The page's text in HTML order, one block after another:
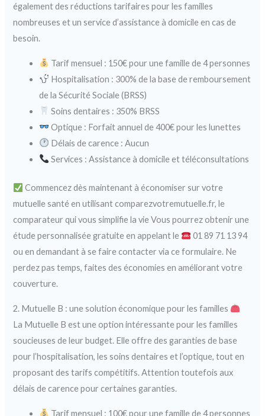
également des réductions tarifaires pour les familles
nombreuses et un service d’assistance à domicile en cas de
besoin.
Tarif mensuel : 150€ pour une famille de 4 personnes
Hospitalisation : 300% de la base de remboursement
de la Sécurité Sociale (BRSS)
Soins dentaires : 350% BRSS
Optique : Forfait annuel de 400€ pour les lunettes
Délais de carence : Aucun
Services : Assistance à domicile et téléconsultations
Commencez dès maintenant à économiser sur votre
mutuelle santé en utilisant comparezvotremutuelle.fr, le
comparateur qui vous simplifie la vie Vous pourrez obtenir une
étude personnalisée gratuite en appelant le
01 89 71 13 94
ou en demandant à se faire contacter via ce formulaire. Ne
perdez pas temps, faites des économies en améliorant votre
couverture.
2. Mutuelle B : une solution économique pour les familles
La Mutuelle B est une option intéressante pour les familles
soucieuses de leur budget. Elle offre des garanties de base
pour l’hospitalisation, les soins dentaires et l’optique, tout en
proposant des tarifs compétitifs. Attention toutefois aux
délais de carence pour certaines garanties.
Tarif mensuel : 100€ pour une famille de 4 personnes